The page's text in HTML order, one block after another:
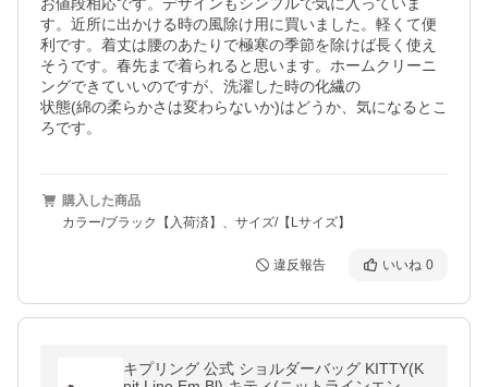
す。近所に出かける時の風除け用に買いました。軽くて便
利です。着丈は腰のあたりで極寒の季節を除けば長く使え
そうです。春先まで着られると思います。ホームクリーニ
ングできていいのですが、洗濯した時の化繊の
状態(綿の柔らかさは変わらないか)はどうか、気になるとこ
ろです。
購入した商品
カラー/ブラック【入荷済】、サイズ/【Lサイズ】
違反報告 いいね 0
キプリング 公式 ショルダーバッグ KITTY(K